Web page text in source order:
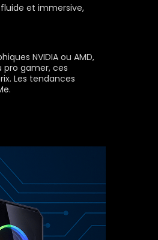
et immersive,
NVIDIA ou AMD,
pro gamer, ces
Les tendances